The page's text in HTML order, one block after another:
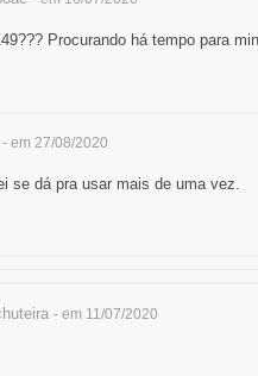
Procurando há tempo para
- em 27/08/2020
se dá pra usar mais de uma vez.
- em 11/07/2020